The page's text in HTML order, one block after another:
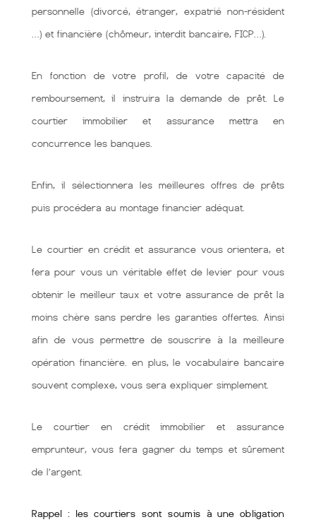
personnelle (divorcé, étranger, expatrié non-résident
…) et financière (chômeur, interdit bancaire, FICP…).
En fonction de votre profil, de votre capacité de
remboursement, il instruira la demande de prêt. Le
courtier immobilier et assurance mettra en
concurrence les banques.
Enfin, il sélectionnera les meilleures offres de prêts
puis procédera au montage financier adéquat.
Le courtier en crédit et assurance vous orientera, et
fera pour vous un véritable effet de levier pour vous
obtenir le meilleur taux et votre assurance de prêt la
moins chère sans perdre les garanties offertes. Ainsi
afin de vous permettre de souscrire à la meilleure
opération financière. en plus, le vocabulaire bancaire
souvent complexe, vous sera expliquer simplement.
Le courtier en crédit immobilier et assurance
emprunteur, vous fera gagner du temps et sûrement
de l’argent.
Rappel : les courtiers sont soumis à une obligation